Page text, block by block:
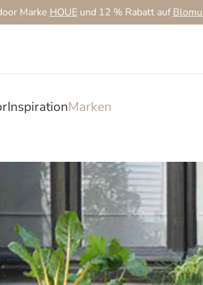
Marke HOUEund 12 % Rabatt auf
InspirationMarken